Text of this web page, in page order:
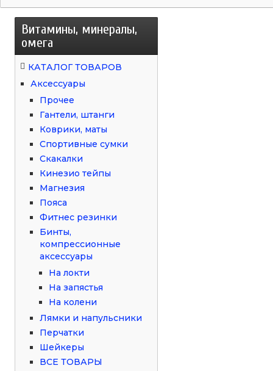
Витамины, минералы,
омега
КАТАЛОГ ТОВАРОВ
Аксессуары
Прочее
Гантели, штанги
Коврики, маты
Спортивные сумки
Скакалки
Кинезио тейпы
Магнезия
Пояса
Фитнес резинки
Бинты,
компрессионные
аксессуары
На локти
На запястья
На колени
Лямки и напульсники
Перчатки
Шейкеры
ВСЕ ТОВАРЫ